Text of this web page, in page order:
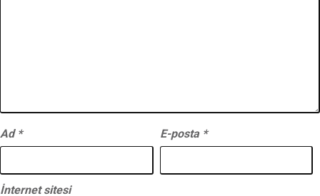
Ad * E-posta *
İnternet sitesi